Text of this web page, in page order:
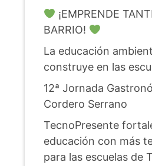
¡EMPRENDE
BARRIO!
La educación
construye en las
12ª Jornada
Cordero Serrano
TecnoPresente
educación con más
para las escuelas de